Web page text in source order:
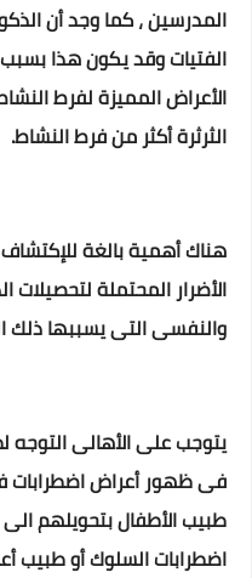
المدرسين ، كما وجد أن
الفتيات وقد يكون هذا بسبب
الأعراض المميزة لفرط
الثرثرة أكثر من فرط النشاط.
هناك أهمية بالغة
الأضرار المحتملة لتحصيلات
والنفسى التى يسببها ذلك
يتوجب على الأهالى التوجه
فى ظهور أعراض اضطرابات
طبيب الأطفال بتحويلهم
اضطرابات السلوك أو طبيب